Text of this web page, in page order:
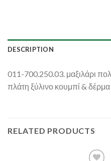
DESCRIPTION
011-700.250.03. μαξιλάρι
πλάτη ξύλινο κουμπί &
RELATED PRODUCTS